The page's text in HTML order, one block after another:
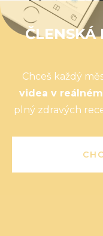
ČLENSKÁ
Chceš každý
videa v
plný zdravých